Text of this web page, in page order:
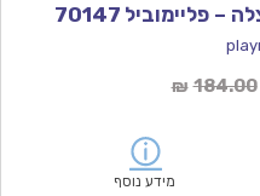
פליימוביל 70147
₪ 184.00
מידע נוסף